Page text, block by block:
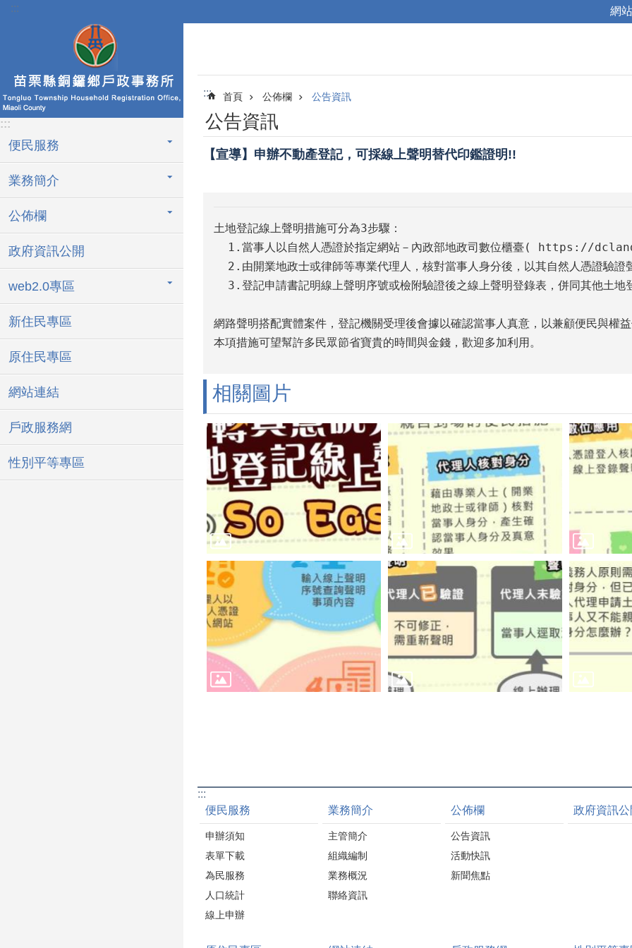
跳到主要內容區塊
::: 網
:::
便民服務
業務簡介
公佈欄
政府資訊公開
web2.0專區
新住民專區
原住民專區
網站連結
戶政服務網
性別平等專區
::: 首頁 公佈欄 公告資訊
公告資訊
【宣導】申辦不動產登記，可採線上聲明替代印鑑證明!!
土地登記線上聲明措施可分為3步驟：
1.當事人以自然人憑證於指定網站－內政部地政司數位櫃臺( https://
2.由開業地政士或律師等專業代理人，核對當事人身分後，以其自然人憑證驗證
3.登記申請書記明線上聲明序號或檢附驗證後之線上聲明登錄表，併同其他土地
網路聲明搭配實體案件，登記機關受理後會據以確認當事人真意，以兼顧便民與權
本項措施可望幫許多民眾節省寶貴的時間與金錢，歡迎多加利用。
相關圖片
:::
便民服務
申辦須知
表單下載
為民服務
人口統計
線上申辦
業務簡介
主管簡介
組織編制
業務概況
聯絡資訊
公佈欄
公告資訊
活動快訊
新聞焦點
政府資訊公